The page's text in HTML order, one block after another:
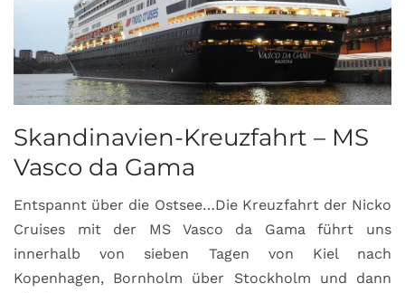
Skandinavien-Kreuzfahrt – MS
Vasco da Gama
Entspannt über die Ostsee…Die Kreuzfahrt der Nicko
Cruises mit der MS Vasco da Gama führt uns
innerhalb von sieben Tagen von Kiel nach
Kopenhagen, Bornholm über Stockholm und dann